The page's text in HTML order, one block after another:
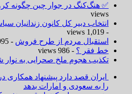
✅ هنگ‌کنگ در جوار چین چگونه
views
انتخاب دبیر کل کانون زندانیان
- 1,019 views
استقبال مردم از طرح فروش - 995 views
خط فقر ؟ - 986 views
تکذیب هجوم ملخ صحرایی به نوار
ایران قصد دارد پیشنهاد همکاری
را به سعودی و امارات بدهد